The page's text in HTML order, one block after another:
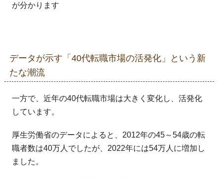
が分かります
データが示す「40代転職市場の活発化」という新
たな潮流
一方で、近年の40代転職市場は大きく変化し、活発化
しています。
厚生労働省のデータによると、2012年の45～54歳の転
職者数は40万人でしたが、2022年には54万人に増加し
ました。